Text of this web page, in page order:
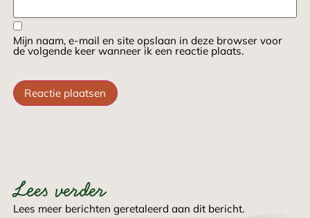
Mijn naam, e-mail en site opslaan in deze browser voor
de volgende keer wanneer ik een reactie plaats.
Lees verder
Lees meer berichten geretaleerd aan dit bericht.